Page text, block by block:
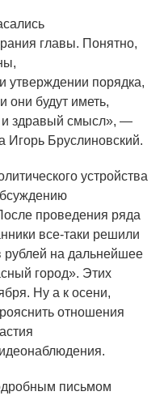
главы. Понятно,
утверждении порядка,
они будут иметь,
и здравый смысл», —
Игорь Бруслиновский.
устройства
проведения ряда
все-таки решили
рублей на дальнейшее
город». Этих
Ну а к осени,
отношения
письмом